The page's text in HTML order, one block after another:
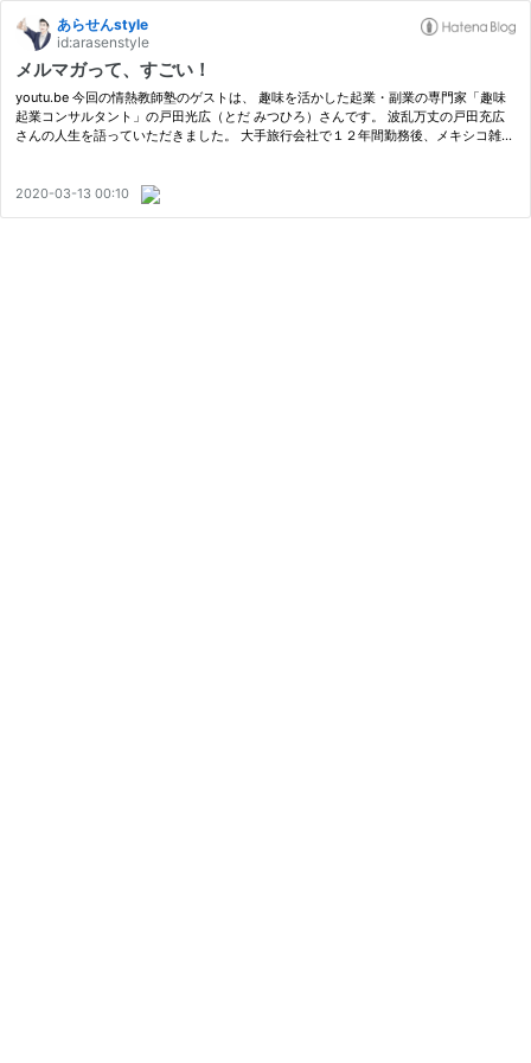
あらせんstyle
id:arasenstyle
メルマガって、すごい！
youtu.be 今回の情熱教師塾のゲストは、 趣味を活かした起業・副業の専門家「趣味
起業コンサルタント」の戸田光広（とだ みつひろ）さんです。 波乱万丈の戸田充広
さんの人生を語っていただきました。 大手旅行会社で１２年間勤務後、メキシコ雑貨
2020-03-13 00:10